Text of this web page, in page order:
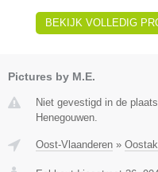
BEKIJK VOLLEDIG
Pictures by M.E.
Niet gevestigd in de
Henegouwen.
Oost-Vlaanderen »